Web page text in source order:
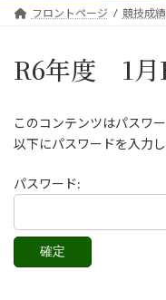
フロントページ 競技成績
R6年度 1月
このコンテンツはパスワ
以下にパスワードを入力し
パスワード: